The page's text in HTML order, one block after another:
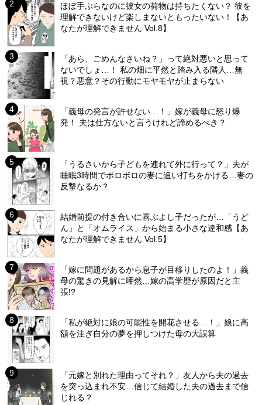
ほぼ手ぶらなのに彼女の荷物は持ちたくない？ 彼を
理解できないけど楽しまないともったいない！【あ
なたが理解できません Vol.8】
「あら、ごめんなさいね？」って絶対悪いと思って
ないでしょ…！ 私の畑に平然と踏み入る隣人…無
視？悪意？その行動にモヤモヤが止まらない
「義母の発言が許せない…！」嫁が義母に怒り爆
発！ 夫は仕方ないと言うけれど諦めるべき？
「うるさいから子どもを連れて外に行って？」夫が
睡眠3時間でボロボロの妻に追い打ちをかける…妻の
反撃なるか？
結婚前提の付き合いに喜ぶよし子だったが…「うど
ん」と「オムライス」から始まる小さな違和感【あ
なたが理解できません Vol.5】
「嫁に問題があるから息子が目移りしたのよ！」義
母の驚きの見解に唖然…嫁の高学歴が原因だと主
張!?
「私が絶対に娘の可能性を開花させる…！」娘に高
額を注ぎ自分の夢を押しつけた母の大誤算
「元嫁と別れた理由ってそれ？」友人から夫の過去
を突っ込まれ不安…信じて結婚した夫の過去まで信
じれる？